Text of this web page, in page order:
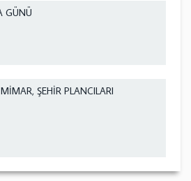
GÜNÜ
ŞEHİR PLANCILARI